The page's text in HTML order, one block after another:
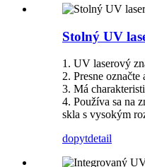
Stolný UV
1. UV laserový
2. Presne
3. Má
4. Používa sa na
skla s vysokým
dopytdetail